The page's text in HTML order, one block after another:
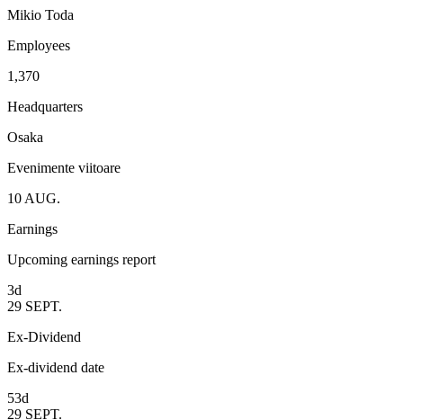
Mikio Toda
Employees
1,370
Headquarters
Osaka
Evenimente viitoare
10 AUG.
Earnings
Upcoming earnings report
3d
29 SEPT.
Ex-Dividend
Ex-dividend date
53d
29 SEPT.